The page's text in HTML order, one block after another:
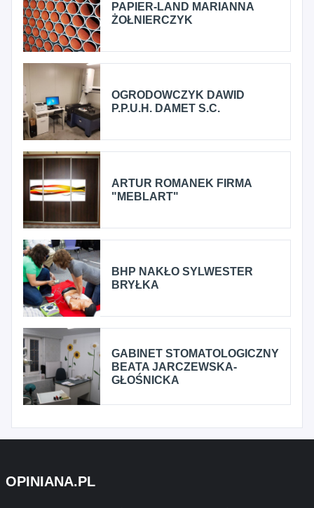
PAPIER-LAND MARIANNA
ŻOŁNIERCZYK
OGRODOWCZYK DAWID
P.P.U.H. DAMET S.C.
ARTUR ROMANEK FIRMA
"MEBLART"
BHP NAKŁO SYLWESTER
BRYŁKA
GABINET STOMATOLOGICZNY
BEATA JARCZEWSKA-
GŁOŚNICKA
OPINIANA.PL